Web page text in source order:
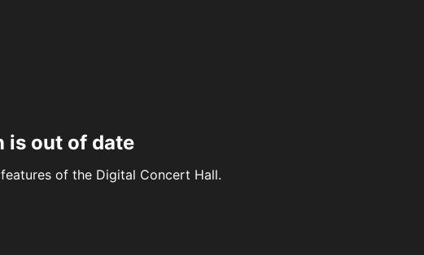
is out of date
of the Digital Concert Hall.